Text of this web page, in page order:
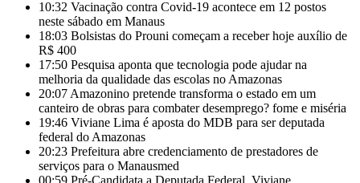
10:32 Vacinação contra Covid-19 acontece em 12 postos
neste sábado em Manaus
18:03 Bolsistas do Prouni começam a receber hoje auxílio de
R$ 400
17:50 Pesquisa aponta que tecnologia pode ajudar na
melhoria da qualidade das escolas no Amazonas
20:07 Amazonino pretende transforma o estado em um
canteiro de obras para combater desemprego? fome e miséria
19:46 Viviane Lima é aposta do MDB para ser deputada
federal do Amazonas
20:23 Prefeitura abre credenciamento de prestadores de
serviços para o Manausmed
00:59 Pré-Candidata a Deputada Federal, Viviane